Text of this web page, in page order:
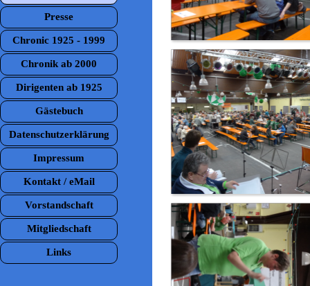
Presse
Chronic 1925 - 1999
Chronik ab 2000
Dirigenten ab 1925
Gästebuch
Datenschutzerklärung
Impressum
Kontakt / eMail
Vorstandschaft
Mitgliedschaft
Links